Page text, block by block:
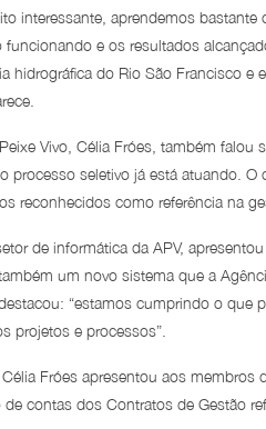
interessante, aprendemos
funcionando e os resultados
hidrográfica do Rio São Francisco
Vivo, Célia Fróes, também
processo seletivo já está atuando.
reconhecidos como referência na
de informática da APV,
um novo sistema que a
“estamos cumprindo o que
projetos e processos”.
Fróes apresentou aos
de contas dos Contratos de Gestão